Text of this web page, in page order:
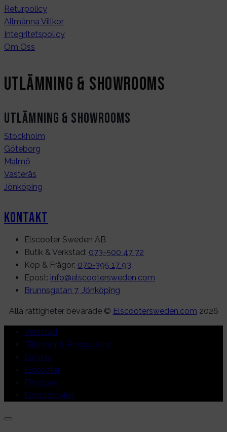
Returpolicy
Allmänna Villkor
Integritetspolicy
Om Oss
Utlämning & Showrooms
Utlämning & Showrooms
Stockholm
Göteborg
Malmö
Västerås
Jönköping
Kontakt
Elscooter Sweden AB
Butik & Verkstad: 073-500 47 72
Köp & Frågor: 070-395 17 93
Epost: info@elscootersweden.com
Brunnsgatan 7, Jönköping
Alla rättigheter bevarade © Elscootersweden.com 2026
Verkstad
Tillbehör & Reservdelar
Elcykel
Elscooter
Elmoped
Elmotorcykel